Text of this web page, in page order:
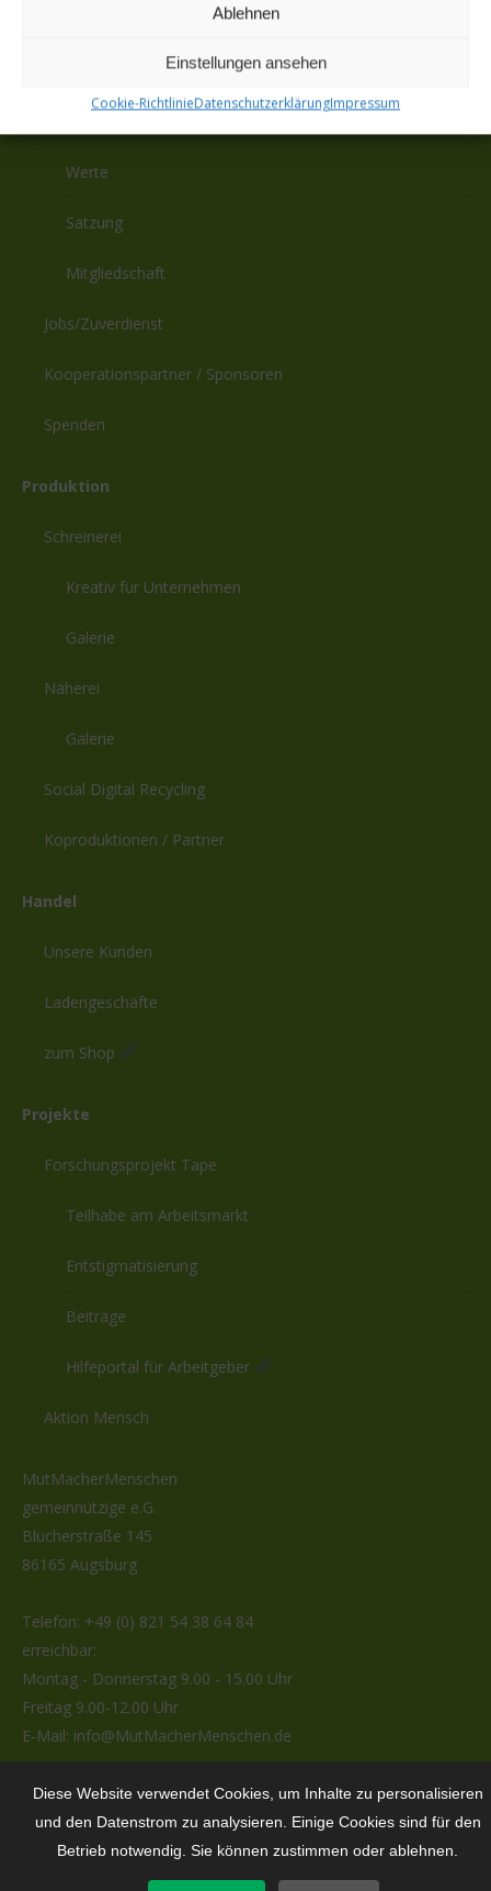
Ablehnen
Einstellungen ansehen
Cookie-RichtlinieDatenschutzerklärungImpressum
Werte
Satzung
Mitgliedschaft
Jobs/Zuverdienst
Kooperationspartner / Sponsoren
Spenden
Produktion
Schreinerei
Kreativ für Unternehmen
Galerie
Näherei
Galerie
Social Digital Recycling
Koproduktionen / Partner
Handel
Unsere Kunden
Ladengeschäfte
zum Shop
Projekte
Forschungsprojekt Tape
Teilhabe am Arbeitsmarkt
Entstigmatisierung
Beiträge
Hilfeportal für Arbeitgeber
Aktion Mensch
MutMacherMenschen
gemeinnützige e.G.
Blücherstraße 145
86165 Augsburg
Telefon: +49 (0) 821 54 38 64 84
erreichbar:
Montag - Donnerstag 9.00 - 15.00 Uhr
Freitag 9.00-12.00 Uhr
E-Mail: info@MutMacherMenschen.de
Diese Website verwendet Cookies, um Inhalte zu personalisieren
und den Datenstrom zu analysieren. Einige Cookies sind für den
Betrieb notwendig. Sie können zustimmen oder ablehnen.